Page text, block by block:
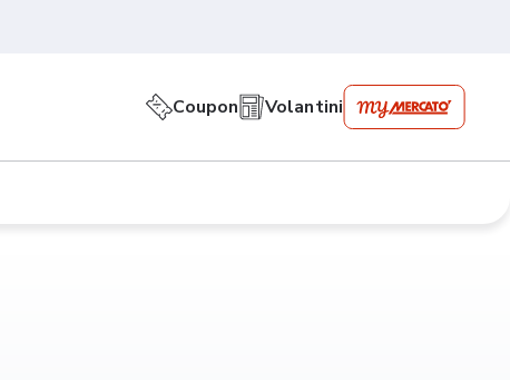
Coupon Volantini